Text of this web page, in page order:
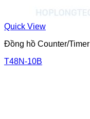
Quick View
Đồng hồ Counter/Timer
T48N-10B